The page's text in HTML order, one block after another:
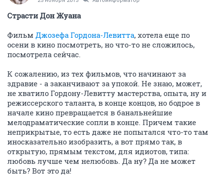
Страсти Дон Жуана
Фильм Джозефа Гордона-Левитта, хотела еще по
осени в кино посмотреть, но что-то не сложилось,
посмотрела сейчас.
К сожалению, из тех фильмов, что начинают за
здравие - а заканчивают за упокой. Не знаю, может,
не хватило Гордону-Левитту мастерства, опыта, ну и
режиссерского таланта, в конце концов, но бодрое в
начале кино превращается в банальнейшие
мелодраматические сопли в конце. Причем такие
неприкрытые, то есть даже не попытался что-то там
иносказательно изобразить, а вот прямо так, в
открытую, прямым текстом, для идиотов, типа:
любовь лучше чем нелюбовь. Да ну? Да не может
быть? Вот это да!